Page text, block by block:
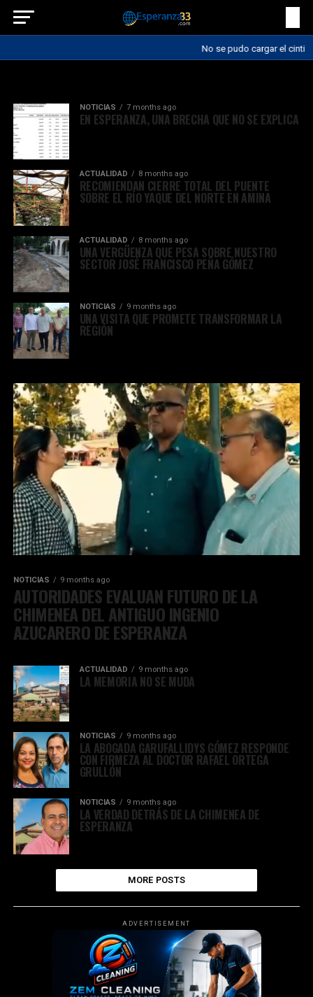
No se pudo cargar el
NOTICIAS 7 months ago
EN ESPERANZA, UNA BRECHA QUE NO SE EXPLICA
ACTUALIDAD 8 months ago
RECOMIENDAN CIERRE TOTAL DEL PUENTE
SOBRE EL RÍO YAQUE DEL NORTE EN AMINA
ACTUALIDAD 8 months ago
UNA VERGÜENZA QUE PESA SOBRE NUESTRO
SECTOR JOSÉ FRANCISCO PEÑA GÓMEZ
NOTICIAS 9 months ago
UNA VISITA QUE PROMETE TRANSFORMAR LA
REGIÓN
NOTICIAS 9 months ago
AUTORIDADES EVALUAN FUTURO DE LA
CHIMENEA DEL ANTIGUO INGENIO
AZUCARERO DE ESPERANZA
ACTUALIDAD 9 months ago
LA MEMORIA NO SE MUDA
NOTICIAS 9 months ago
LA ABOGADA GARUFALLIDYS GÓMEZ RESPONDE
CON FIRMEZA AL DOCTOR RAFAEL ORTEGA
GRULLÓN
NOTICIAS 9 months ago
LA VERDAD DETRÁS DE LA CHIMENEA DE
ESPERANZA
MORE POSTS
ADVERTISEMENT